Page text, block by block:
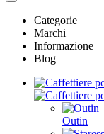
Categorie
Marchi
Informazione
Blog
Outin